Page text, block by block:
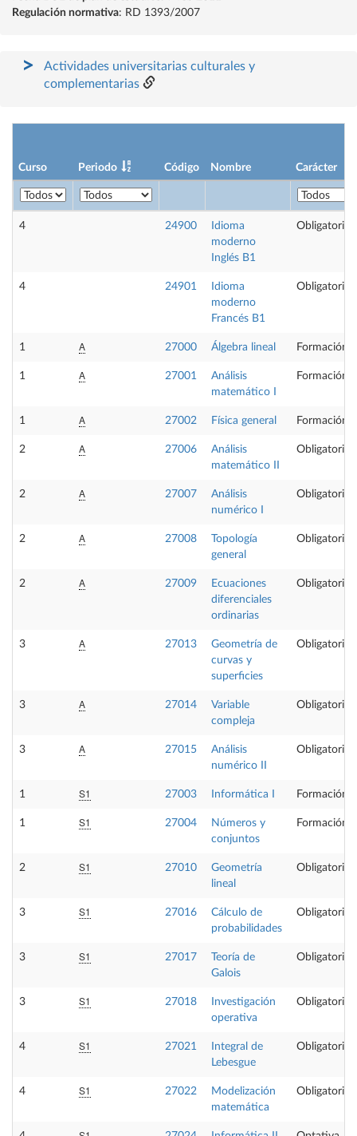
Regulación normativa: RD 1393/2007
Actividades universitarias culturales y
complementarias
Curso Periodo Código Nombre Carácter
4 24900
Idioma
moderno
Inglés B1
Obligatoria
4 24901
Idioma
moderno
Francés B1
Obligatoria
1 A 27000 Álgebra lineal Formación
1 A 27001
Análisis
matemático I
Formación
1 A 27002 Física general Formación
2 A 27006
Análisis
matemático II
Obligatoria
2 A 27007
Análisis
numérico I
Obligatoria
2 A 27008
Topología
general
Obligatoria
2 A 27009
Ecuaciones
diferenciales
ordinarias
Obligatoria
3 A 27013
Geometría de
curvas y
superficies
Obligatoria
3 A 27014
Variable
compleja
Obligatoria
3 A 27015
Análisis
numérico II
Obligatoria
1 S1 27003 Informática I Formación
1 S1 27004
Números y
conjuntos
Formación
2 S1 27010
Geometría
lineal
Obligatoria
3 S1 27016
Cálculo de
probabilidades
Obligatoria
3 S1 27017
Teoría de
Galois
Obligatoria
3 S1 27018
Investigación
operativa
Obligatoria
4 S1 27021
Integral de
Lebesgue
Obligatoria
4 S1 27022
Modelización
matemática
Obligatoria